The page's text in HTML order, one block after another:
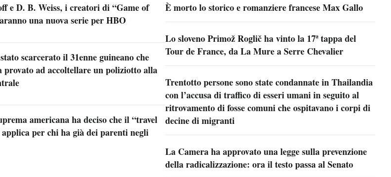
e D. B. Weiss, i creatori di “Game of
una nuova serie per HBO
scarcerato il 31enne guineano che
provato ad accoltellare un poliziotto alla
americana ha deciso che il “travel
per chi ha già dei parenti negli
È morto lo storico e romanziere francese Max Gallo
Lo sloveno Primož Roglič ha vinto la 17ª tappa del
Tour de France, da La Mure a Serre Chevalier
Trentotto persone sono state condannate in Thailandia
con l’accusa di traffico di esseri umani in seguito al
ritrovamento di fosse comuni che ospitavano i corpi di
decine di migranti
La Camera ha approvato una legge sulla prevenzione
della radicalizzazione: ora il testo passa al Senato